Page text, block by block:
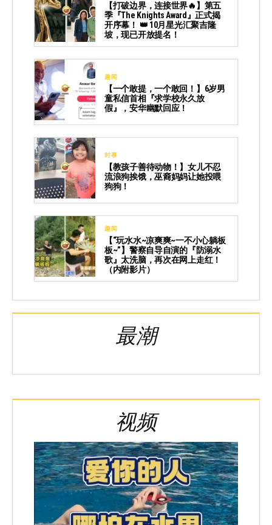
【打破边界，连接世界🔥】第五
季『The Knights Award』正式揭
开序幕！ 👑 10月星光汇聚吉隆
坡，现已开放提名！
趣闻
【一个敢提，一个敢回！】6岁男
童私信首相『求学校永久放
假』，安华幽默回应！
时事
【教孩子善待动物！】女儿不忍
流浪狗挨饿，巫裔妈妈让她投喂
狗狗！
趣闻
【“玩水水~凉爽爽~一不小心躺板
板~”】警察自导自演的『防溺水
歌』太洗脑，再次在网上走红！
（内附影片）
最潮
视频